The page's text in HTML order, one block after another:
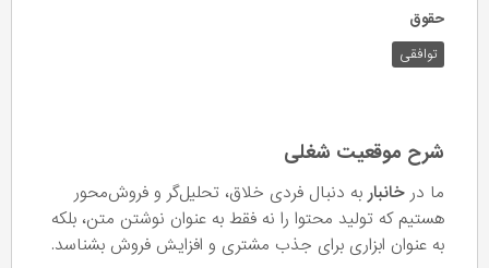
حقوق
توافقی
شرح موقعیت شغلی
ما در خانبار به دنبال فردی خلاق، تحلیل‌گر و فروش‌محور
هستیم که تولید محتوا را نه فقط به عنوان نوشتن متن، بلکه
به عنوان ابزاری برای جذب مشتری و افزایش فروش بشناسد.